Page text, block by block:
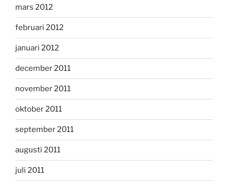
mars 2012
februari 2012
januari 2012
december 2011
november 2011
oktober 2011
september 2011
augusti 2011
juli 2011